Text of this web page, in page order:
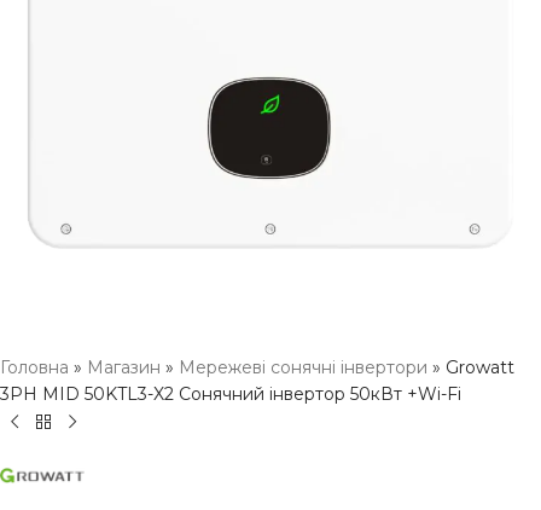
Головна » Магазин » Мережеві сонячні інвертори » Growatt
3PH MID 50KTL3-X2 Сонячний інвертор 50кВт +Wi-Fi